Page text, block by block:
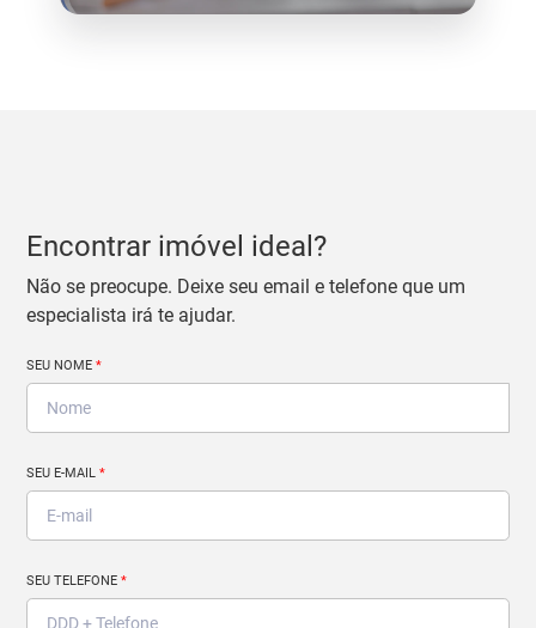
Encontrar imóvel ideal?
Não se preocupe. Deixe seu email e telefone que um
especialista irá te ajudar.
SEU NOME*
SEU E-MAIL*
SEU TELEFONE*